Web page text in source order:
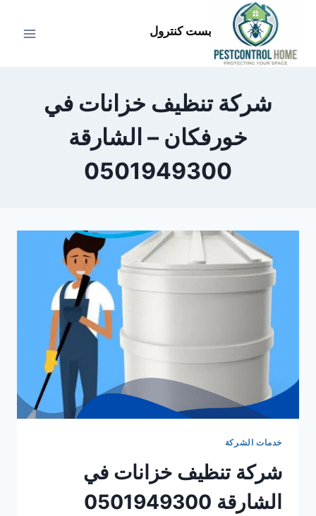
المحتوى
بست كنترول
شركة تنظيف خزانات في
خورفكان – الشارقة
0501949300
خدمات الشركة
شركة تنظيف خزانات في
الشارقة 0501949300